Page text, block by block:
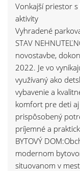
Vonkajší priestor
aktivity
Vyhradené
STAV
novostavbe,
2022. Je vo
využívaný ako
vybavenie a
komfort pre deti
prispôsobený
príjemné a
BYTOVÝ
modernom
situovanom v